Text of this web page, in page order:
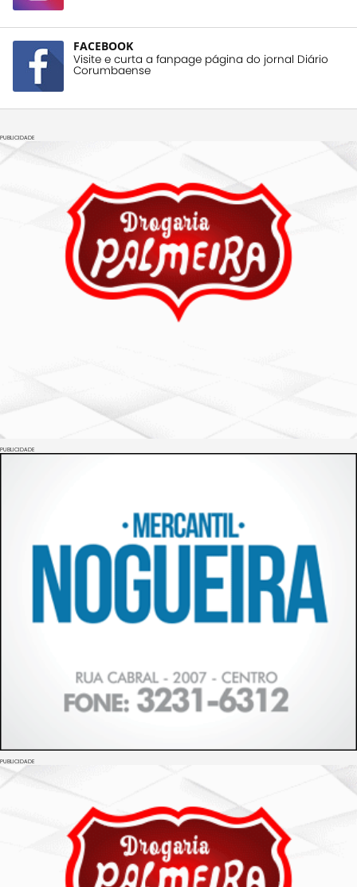
FACEBOOK
Visite e curta a fanpage página do jornal Diário
Corumbaense
PUBLICIDADE
PUBLICIDADE
PUBLICIDADE